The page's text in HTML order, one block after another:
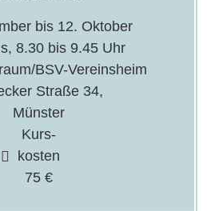
bis 12. Oktober
8.30 bis 9.45 Uhr
BSV-Vereinsheim
Straße 34,
Münster
Kurs-
kosten
75 €